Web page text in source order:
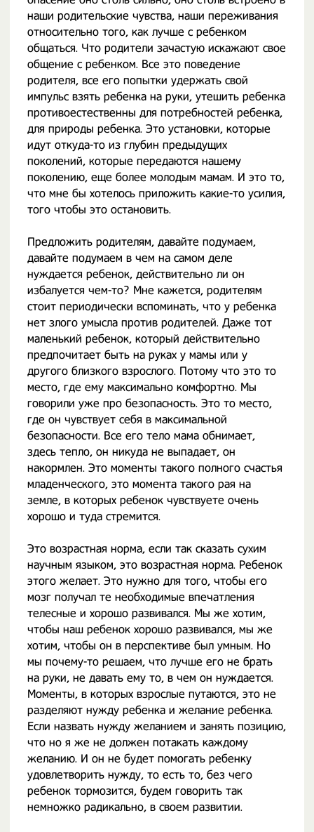
наши родительские чувства, наши переживания
относительно того, как лучше с ребенком
общаться. Что родители зачастую искажают свое
общение с ребенком. Все это поведение
родителя, все его попытки удержать свой
импульс взять ребенка на руки, утешить ребенка
противоестественны для потребностей ребенка,
для природы ребенка. Это установки, которые
идут откуда-то из глубин предыдущих
поколений, которые передаются нашему
поколению, еще более молодым мамам. И это то,
что мне бы хотелось приложить какие-то усилия,
того чтобы это остановить.
Предложить родителям, давайте подумаем,
давайте подумаем в чем на самом деле
нуждается ребенок, действительно ли он
избалуется чем-то? Мне кажется, родителям
стоит периодически вспоминать, что у ребенка
нет злого умысла против родителей. Даже тот
маленький ребенок, который действительно
предпочитает быть на руках у мамы или у
другого близкого взрослого. Потому что это то
место, где ему максимально комфортно. Мы
говорили уже про безопасность. Это то место,
где он чувствует себя в максимальной
безопасности. Все его тело мама обнимает,
здесь тепло, он никуда не выпадает, он
накормлен. Это моменты такого полного счастья
младенческого, это момента такого рая на
земле, в которых ребенок чувствуете очень
хорошо и туда стремится.
Это возрастная норма, если так сказать сухим
научным языком, это возрастная норма. Ребенок
этого желает. Это нужно для того, чтобы его
мозг получал те необходимые впечатления
телесные и хорошо развивался. Мы же хотим,
чтобы наш ребенок хорошо развивался, мы же
хотим, чтобы он в перспективе был умным. Но
мы почему-то решаем, что лучше его не брать
на руки, не давать ему то, в чем он нуждается.
Моменты, в которых взрослые путаются, это не
разделяют нужду ребенка и желание ребенка.
Если назвать нужду желанием и занять позицию,
что но я же не должен потакать каждому
желанию. И он не будет помогать ребенку
удовлетворить нужду, то есть то, без чего
ребенок тормозится, будем говорить так
немножко радикально, в своем развитии.